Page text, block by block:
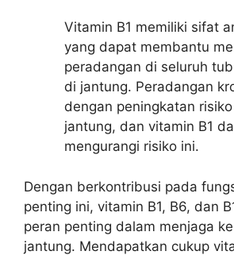
Vitamin B1 memiliki sifat
yang dapat membantu
peradangan di seluruh
di jantung. Peradangan
dengan peningkatan
jantung, dan vitamin B1
mengurangi risiko ini.
Dengan berkontribusi pada
penting ini, vitamin B1, B6, dan
peran penting dalam menjaga
jantung. Mendapatkan cukup